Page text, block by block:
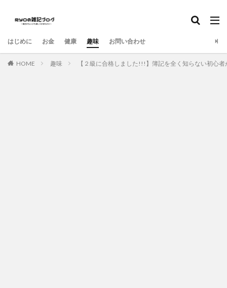
はじめに お金 健康 趣味 お問い合わせ
HOME 趣味 【２級に合格しました!!!】簿記を全く知らない初心